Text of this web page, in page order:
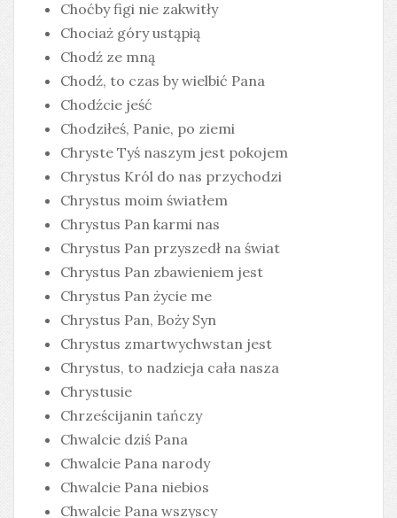
Choćby figi nie zakwitły
Chociaż góry ustąpią
Chodź ze mną
Chodź, to czas by wielbić Pana
Chodźcie jeść
Chodziłeś, Panie, po ziemi
Chryste Tyś naszym jest pokojem
Chrystus Król do nas przychodzi
Chrystus moim światłem
Chrystus Pan karmi nas
Chrystus Pan przyszedł na świat
Chrystus Pan zbawieniem jest
Chrystus Pan życie me
Chrystus Pan, Boży Syn
Chrystus zmartwychwstan jest
Chrystus, to nadzieja cała nasza
Chrystusie
Chrześcijanin tańczy
Chwalcie dziś Pana
Chwalcie Pana narody
Chwalcie Pana niebios
Chwalcie Pana wszyscy